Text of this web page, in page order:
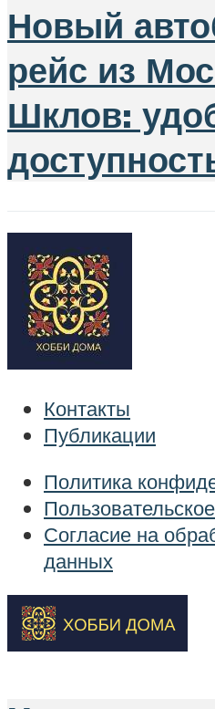
Новый
рейс из
Шклов:
Контакты
Публикации
Политика
Согласие на
данных